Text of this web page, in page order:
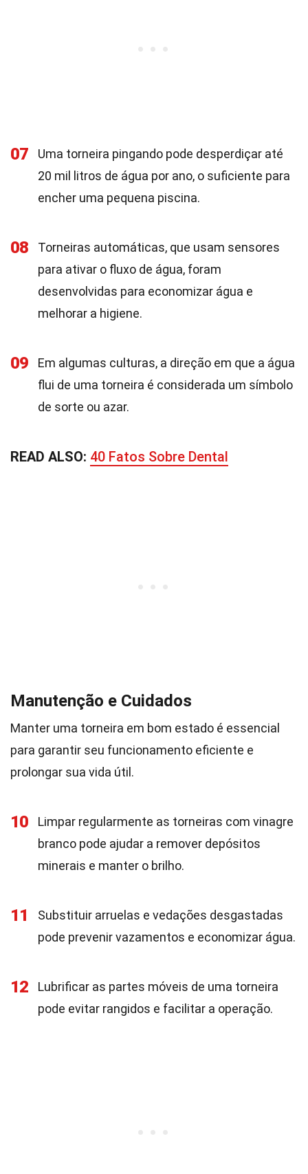
07
Uma torneira pingando pode desperdiçar até
20 mil litros de água por ano, o suficiente para
encher uma pequena piscina.
08
Torneiras automáticas, que usam sensores
para ativar o fluxo de água, foram
desenvolvidas para economizar água e
melhorar a higiene.
09
Em algumas culturas, a direção em que a água
flui de uma torneira é considerada um símbolo
de sorte ou azar.
READ ALSO: 40 Fatos Sobre Dental
Manutenção e Cuidados
Manter uma torneira em bom estado é essencial
para garantir seu funcionamento eficiente e
prolongar sua vida útil.
10
Limpar regularmente as torneiras com vinagre
branco pode ajudar a remover depósitos
minerais e manter o brilho.
11
Substituir arruelas e vedações desgastadas
pode prevenir vazamentos e economizar água.
12
Lubrificar as partes móveis de uma torneira
pode evitar rangidos e facilitar a operação.